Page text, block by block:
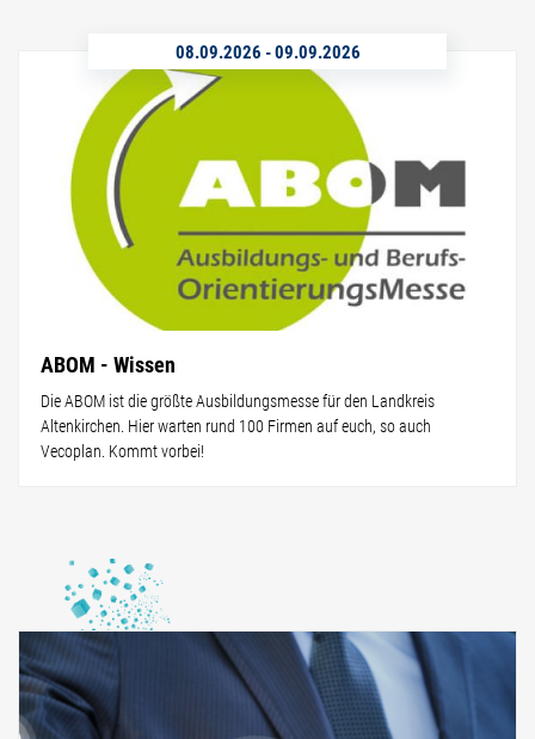
08.09.2026 -09.09.2026
ABOM - Wissen
Die ABOM ist die größte Ausbildungsmesse für den Landkreis
Altenkirchen. Hier warten rund 100 Firmen auf euch, so auch
Vecoplan. Kommt vorbei!